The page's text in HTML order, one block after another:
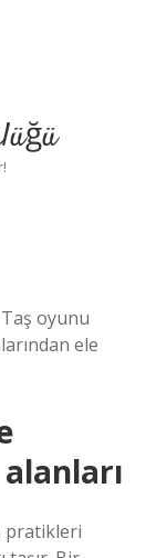
oyunu
ele
pratikleri